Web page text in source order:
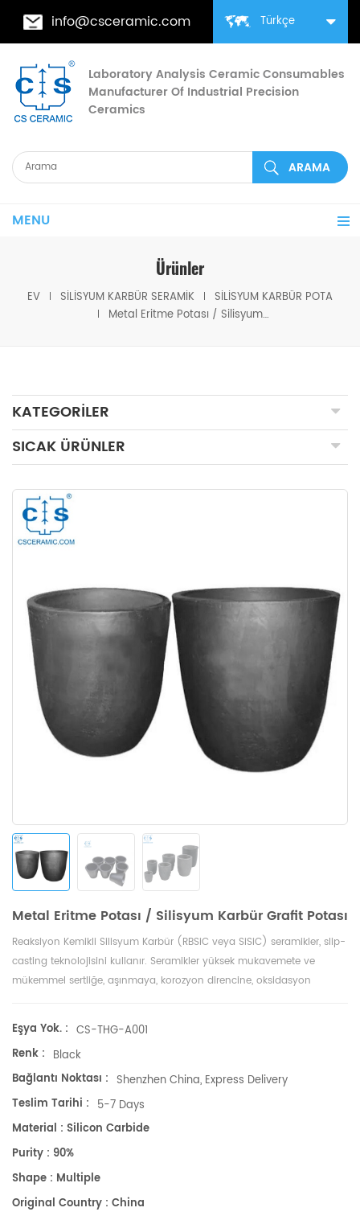
Türkçe
info@csceramic.com
Laboratory Analysis Ceramic Consumables
Manufacturer Of Industrial Precision
Ceramics
MENU
Ürünler
EV SILISYUM KARBÜR SERAMIK
SILISYUM KARBÜR POTA
Metal Eritme Potası / Silisyum Karbür Grafit Potası
KATEGORILER
SICAK ÜRÜNLER
Metal Eritme Potası / Silisyum Karbür Grafit Potası
Reaksiyon Kemikli Silisyum Karbür (RBSiC veya SiSiC) seramikler, slip-
casting teknolojisini kullanır. Seramikler yüksek mukavemete ve
mükemmel sertliğe, aşınmaya, korozyon direncine, oksidasyon
Eşya Yok. : CS-THG-A001
Renk : Black
Bağlantı Noktası : Shenzhen China, Express Delivery
Teslim Tarihi : 5-7 Days
Material : Silicon Carbide
Purity : 90%
Shape : Multiple
Original Country : China